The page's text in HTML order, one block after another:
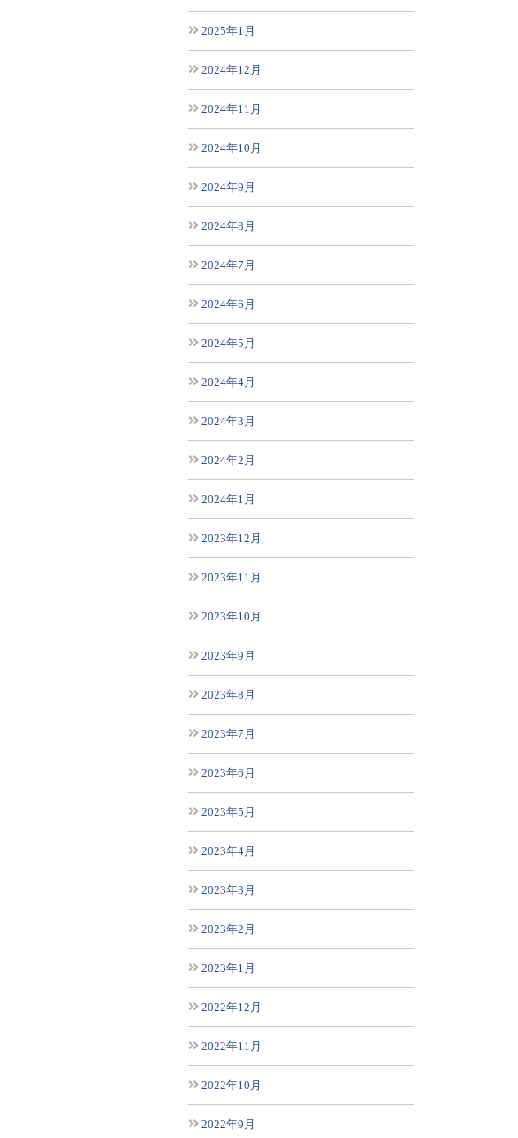
2025年1月
2024年12月
2024年11月
2024年10月
2024年9月
2024年8月
2024年7月
2024年6月
2024年5月
2024年4月
2024年3月
2024年2月
2024年1月
2023年12月
2023年11月
2023年10月
2023年9月
2023年8月
2023年7月
2023年6月
2023年5月
2023年4月
2023年3月
2023年2月
2023年1月
2022年12月
2022年11月
2022年10月
2022年9月